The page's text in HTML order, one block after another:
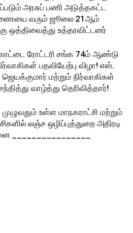
அரசுப் பணி அடுத்தகட்ட
வரும் ஜூலை 21ஆம்
ஒத்திவைத்து உத்தரவிட்டனர்
ரோட்டரி சங்க 74ம் ஆண்டு
பதவியேற்பு விழா! எஸ்.
மற்றும் நிர்வாகிகள்
வாழ்த்து தெரிவித்தார்!
உள்ள மாநகராட்சி மற்றும்
லஞ்ச ஒழிப்புத்துறை அதிரடி
________________